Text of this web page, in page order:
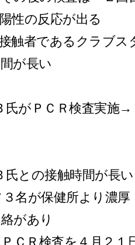
性の反応が出る
触者であるクラブス
が長い
氏がＰＣＲ検査実施→
氏との接触時間が長い
名が保健所より濃厚
があり
４月２１